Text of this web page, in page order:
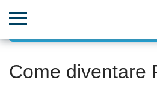
Come diventare